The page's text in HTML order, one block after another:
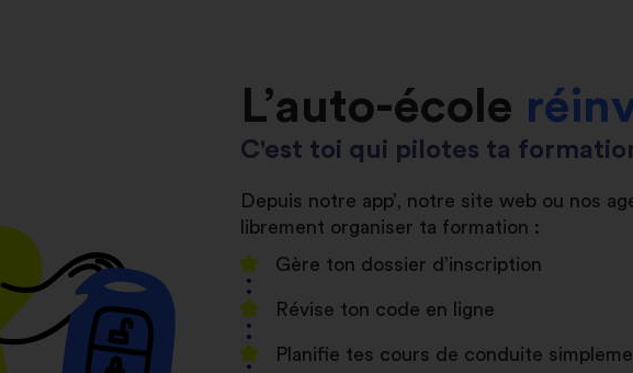
L’auto-école
C'est toi qui pilotes ta
Depuis notre app’, notre site web ou nos
librement organiser ta formation :
Gère ton dossier d’inscription
Révise ton code en ligne
Planifie tes cours de conduite